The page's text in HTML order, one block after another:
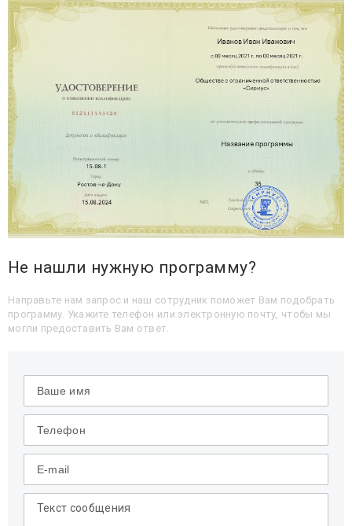
Не нашли нужную программу?
Направьте нам запрос и наш сотрудник поможет Вам подобрать
программу. Укажите телефон или электронную почту, чтобы мы
могли предоставить Вам ответ.